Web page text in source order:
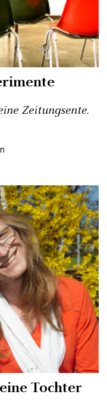
Zeitungsente.
Tochter